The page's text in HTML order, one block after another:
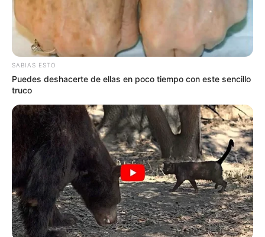
SABIAS ESTO
Puedes deshacerte de ellas en poco tiempo con este sencillo
truco